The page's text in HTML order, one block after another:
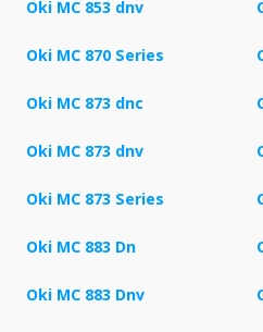
Oki MC 853 dnv
Oki MC 870 Series
Oki MC 873 dnc
Oki MC 873 dnv
Oki MC 873 Series
Oki MC 883 Dn
Oki MC 883 Dnv